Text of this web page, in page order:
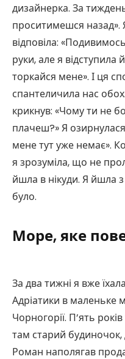
дизайнерка. За
проситимешся назад».
відповіла:
руки, але я відступила
торкайся мене». І ця
спантеличила нас
крикнув: «Чому ти не
плачеш?» Я озирнулася
мене тут уже немає».
я зрозуміла, що не
йшла в нікуди. Я йшла
було.
Море, яке
За два тижні я вже
Адріатики в маленьке
Чорногорії. П’ять
там старий будиночок,
Роман наполягав